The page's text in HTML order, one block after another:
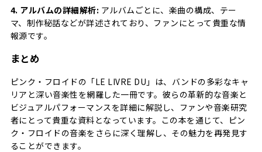
4. アルバムの詳細解析: アルバムごとに、楽曲の構成、テー
マ、制作秘話などが詳述されており、ファンにとって貴重な情
報源です。
まとめ
ピンク・フロイドの「LE LIVRE DU」は、バンドの多彩なキャ
リアと深い音楽性を網羅した一冊です。彼らの革新的な音楽と
ビジュアルパフォーマンスを詳細に解説し、ファンや音楽研究
者にとって貴重な資料となっています。この本を通じて、ピン
ク・フロイドの音楽をさらに深く理解し、その魅力を再発見す
ることができます。